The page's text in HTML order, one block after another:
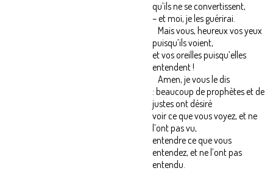
qu’ils ne se convertissent,
– et moi, je les guérirai.
Mais vous, heureux vos yeux
puisqu’ils voient,
et vos oreilles puisqu’elles
entendent !
Amen, je vous le dis
: beaucoup de prophètes et de
justes ont désiré
voir ce que vous voyez, et ne
l’ont pas vu,
entendre ce que vous
entendez, et ne l’ont pas
entendu.